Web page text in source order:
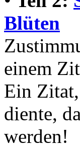
Blüten
einem
Ein Zitat,
diente,
werden!